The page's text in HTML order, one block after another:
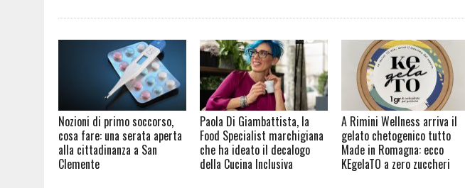
Nozioni di primo soccorso,
cosa fare: una serata aperta
alla cittadinanza a San
Clemente
Paola Di Giambattista, la
Food Specialist marchigiana
che ha ideato il decalogo
della Cucina Inclusiva
A Rimini Wellness arriva il
gelato chetogenico tutto
Made in Romagna: ecco
KEgelaTO a zero zuccheri